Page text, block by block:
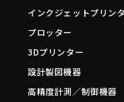
インクジェットプリン
プロッター
3Dプリンター
設計製図機器
高精度計測／制御機器